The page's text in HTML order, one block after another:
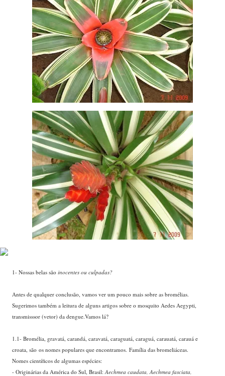
1- Nossas belas são inocentes ou culpadas?
Antes de qualquer conclusão, vamos ver um pouco mais sobre as bromélias.
Sugerimos também a leitura de alguns artigos sobre o mosquito Aedes Aegypti,
transmisssor (vetor) da dengue.Vamos lá?
1.1- Bromélia, gravatá, carandá, caravatá, caraguatá, caraguá, carauatá, carauá e
croata, são os nomes populares que encontramos. Família das bromeliáceas.
Nomes científicos de algumas espécies:
- Originárias da América do Sul, Brasil: Aechmea caudata, Aechmea fasciata,